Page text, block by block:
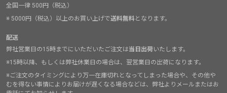
全国一律 500円（税込）
※ 5000円（税込）以上のお買い上げで送料無料となります。
配送
弊社営業日の15時までにいただいたご注文は当日出荷いたします。
※15時以降、もしくは弊社休業日の場合は、翌営業日の出荷になります。
※ご注文のタイミングにより万一在庫切れとなってしまった場合や、その他や
むを得ない事情によりお届けが遅くなる場合などは、弊社よりメールまたはお